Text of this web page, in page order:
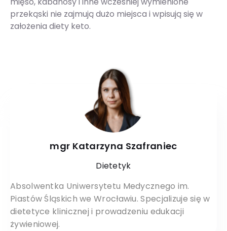
przekąski nie zajmują dużo miejsca i wpisują się w
założenia diety keto.
mgr Katarzyna Szafraniec
Dietetyk
Absolwentka Uniwersytetu Medycznego im.
Piastów Śląskich we Wrocławiu. Specjalizuje się w
dietetyce klinicznej i prowadzeniu edukacji
żywieniowej.